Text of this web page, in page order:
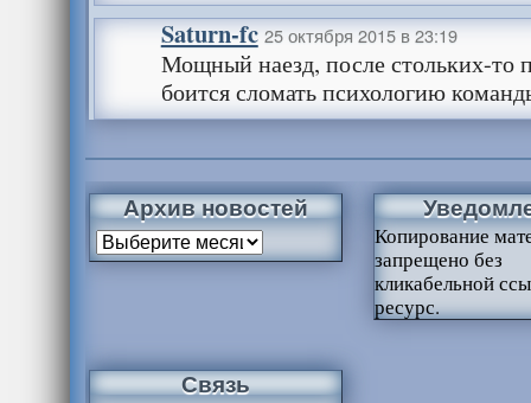
Saturn-fc 25 октября 2015 в 23:19
Мощный наезд, после стольких-то
боится сломать психологию
Архив новостей
Копирование
запрещено без
кликабельной
ресурс.
Связь